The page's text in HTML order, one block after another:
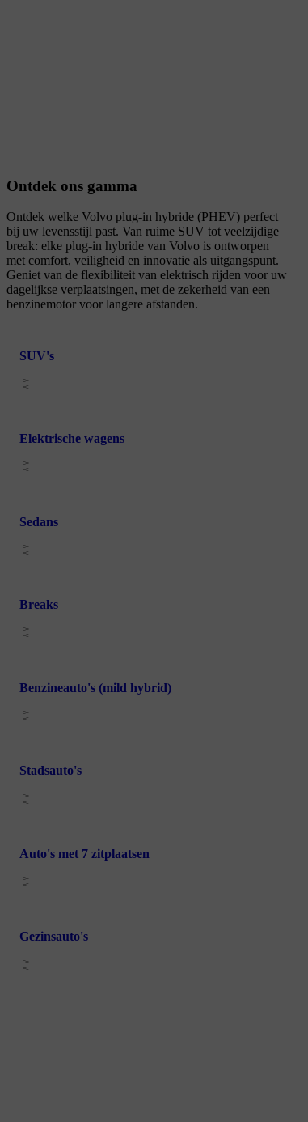
Ontdek ons gamma
Ontdek welke Volvo plug-in hybride (PHEV) perfect
bij uw levensstijl past. Van ruime SUV tot veelzijdige
break: elke plug-in hybride van Volvo is ontworpen
met comfort, veiligheid en innovatie als uitgangspunt.
Geniet van de flexibiliteit van elektrisch rijden voor uw
dagelijkse verplaatsingen, met de zekerheid van een
benzinemotor voor langere afstanden.
SUV's
Elektrische wagens
Sedans
Breaks
Benzineauto's (mild hybrid)
Stadsauto's
Auto's met 7 zitplaatsen
Gezinsauto's